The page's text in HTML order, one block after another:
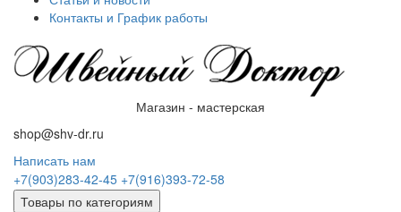
Контакты и График работы
Магазин - мастерская
shop@shv-dr.ru
Написать нам
+7(903)283-42-45 +7(916)393-72-58
Товары по категориям